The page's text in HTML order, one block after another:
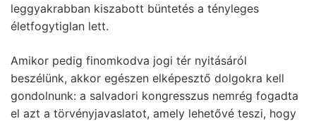
leggyakrabban kiszabott büntetés a tényleges
életfogytiglan lett.
Amikor pedig finomkodva jogi tér nyitásáról
beszélünk, akkor egészen elképesztő dolgokra kell
gondolnunk: a salvadori kongresszus nemrég fogadta
el azt a törvényjavaslatot, amely lehetővé teszi, hogy